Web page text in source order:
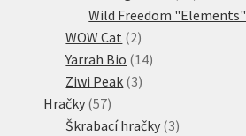
produktů
Wild Freedom "Elements"
WOW Cat 22
produkty
Yarrah Bio 1414
Ziwi Peak 33
Hračky 5757
produktů
Škrabací hračky 33